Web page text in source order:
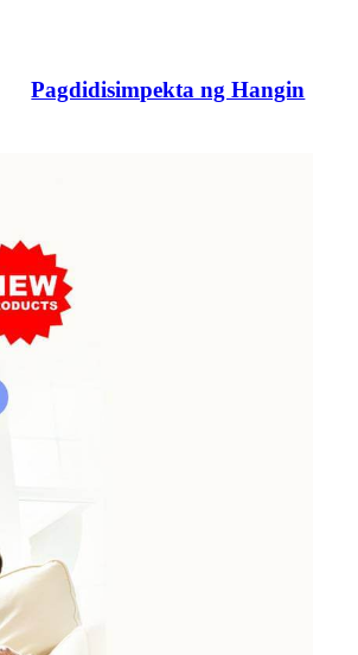
Pagdidisimpekta ng Hangin